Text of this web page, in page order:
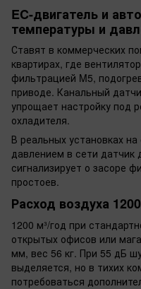
EC-двигатель и
температуры и
Ставят в коммерческих
квартирах, где
фильтрацией M5,
приводе. Канальный
упрощает настройку под
охладителя.
В реальных установках
давлением в сети датчик
сигнализирует о засоре
простоев.
Расход воздуха
1200 м³/год при
открытых офисов или
мм, вес 56 кг. При 55 дБ
выделяется, но в тихих
потребоваться